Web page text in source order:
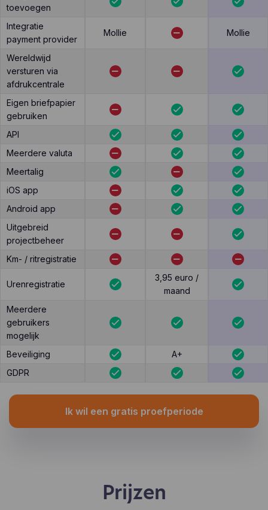
toevoegen
Integratie
payment provider
Mollie Mollie
Wereldwijd
versturen via
afdrukcentrale
Eigen briefpapier
gebruiken
API
Meerdere valuta
Meertalig
iOS app
Android app
Uitgebreid
projectbeheer
Km- / ritregistratie
Urenregistratie
3,95 euro /
maand
Meerdere
gebruikers
mogelijk
Beveiliging
A+
GDPR
Ik wil een gratis proefperiode
Prijzen